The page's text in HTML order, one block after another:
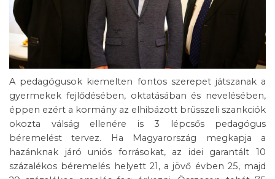
A pedagógusok kiemelten fontos szerepet játszanak a
gyermekek fejlődésében, oktatásában és nevelésében,
éppen ezért a kormány az elhibázott brüsszeli szankciók
okozta válság ellenére is 3 lépcsős pedagógus
béremelést tervez. Ha Magyarország megkapja a
hazánknak járó uniós forrásokat, az idei garantált 10
százalékos béremelés helyett 21, a jövő évben 25, majd